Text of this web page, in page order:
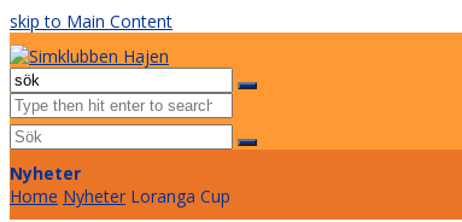
skip to Main Content
Facebook
Instagram
Email
Open
Mobile
Menu
Sök
Submit
Nyheter
Home Nyheter Loranga Cup